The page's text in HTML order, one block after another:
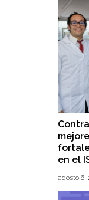
en el
agosto 6,